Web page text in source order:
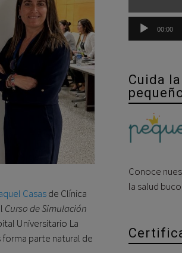
Casasde Clínica
Curso de Simulación
Universitario La
forma parte natural de
00:00
Cuida
Conoce
la salud